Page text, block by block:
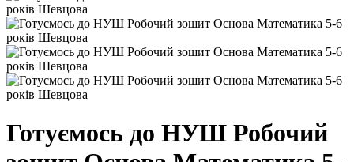
Готуємось до НУШ Робочий